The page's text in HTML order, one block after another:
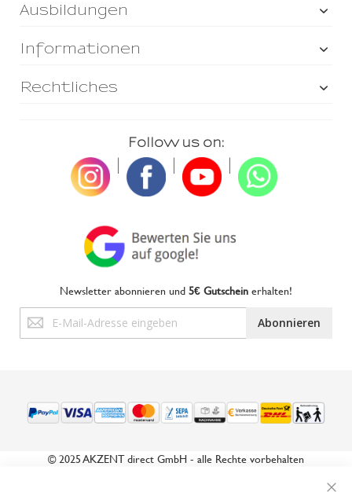
Ausbildungen
Informationen
Rechtliches
Follow us on:
Newsletter abonnieren und5€ Gutscheinerhalten!
Anmeldung
zum
Abonnieren
© 2025 AKZENT direct GmbH - alle Rechte vorbehalten